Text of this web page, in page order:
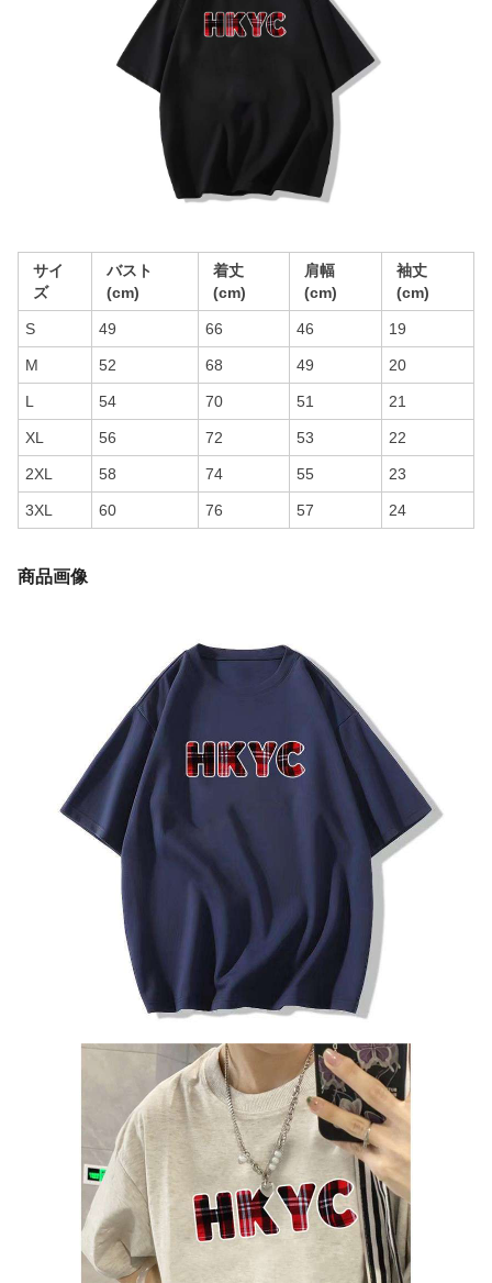
サイ
ズ
バスト
(cm)
着丈
(cm)
肩幅
(cm)
袖丈
(cm)
S 49 66 46 19
M 52 68 49 20
L 54 70 51 21
XL 56 72 53 22
2XL 58 74 55 23
3XL 60 76 57 24
商品画像